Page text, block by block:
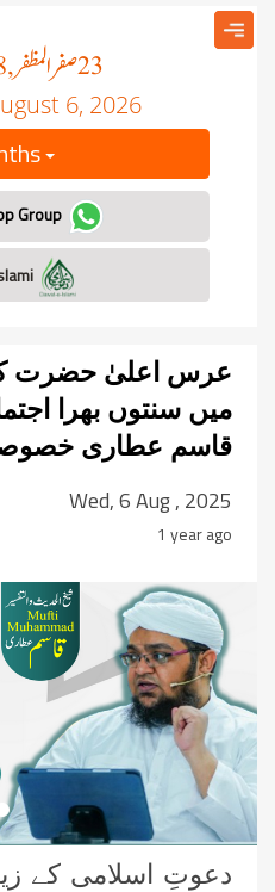
23صفر المظفر, 1448
6, 2026
Join Whatsapp Group
عرس اعلیٰ حضرت کے
میں سنتوں بھرا
قاسم عطاری
Wed, 6 Aug , 2025
1 year ago
دعوتِ اسلامی کے